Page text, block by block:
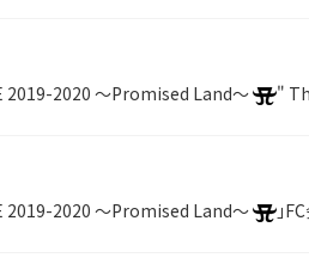
2019-2020 ～Promised Land～ "
2019-2020 ～Promised Land～ 」